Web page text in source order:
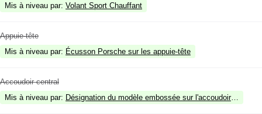
Mis à niveau par: Volant Sport Chauffant
Appuie-tête
Mis à niveau par: Écusson Porsche sur les appuie-tête
Accoudoir central
Mis à niveau par: Désignation du modèle embossée sur l'accoudoir de la